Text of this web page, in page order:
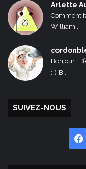
Arlette
Comment
William...
Bonjour,
:-) B...
SUIVEZ-NOUS